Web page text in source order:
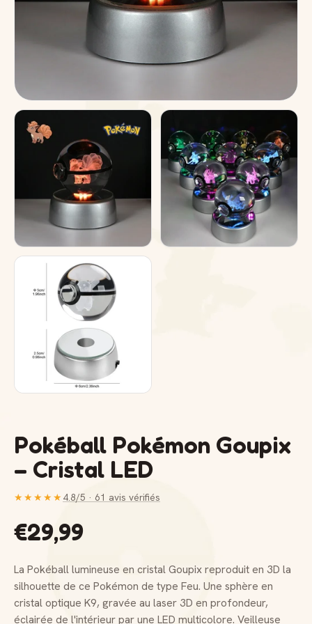
Pokéball Pokémon Goupix
– Cristal LED
★★★★★4.8/5 · 61 avis vérifiés
€29,99
La Pokéball lumineuse en cristal Goupix reproduit en 3D la
silhouette de ce Pokémon de type Feu. Une sphère en
cristal optique K9, gravée au laser 3D en profondeur,
éclairée de l'intérieur par une LED multicolore. Veilleuse